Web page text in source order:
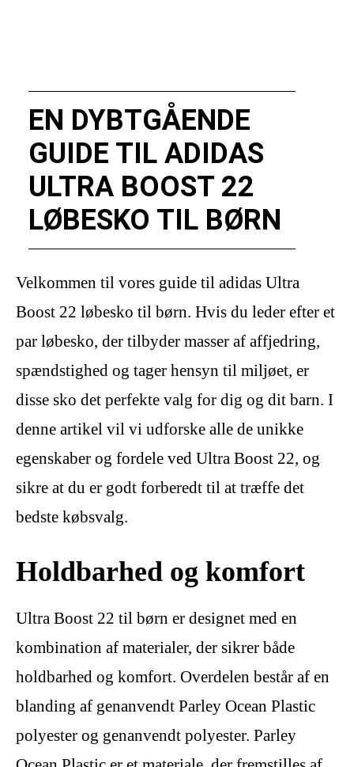
EN DYBTGÅENDE
GUIDE TIL ADIDAS
ULTRA BOOST 22
LØBESKO TIL BØRN
Velkommen til vores guide til adidas Ultra
Boost 22 løbesko til børn. Hvis du leder efter et
par løbesko, der tilbyder masser af affjedring,
spændstighed og tager hensyn til miljøet, er
disse sko det perfekte valg for dig og dit barn. I
denne artikel vil vi udforske alle de unikke
egenskaber og fordele ved Ultra Boost 22, og
sikre at du er godt forberedt til at træffe det
bedste købsvalg.
Holdbarhed og komfort
Ultra Boost 22 til børn er designet med en
kombination af materialer, der sikrer både
holdbarhed og komfort. Overdelen består af en
blanding af genanvendt Parley Ocean Plastic
polyester og genanvendt polyester. Parley